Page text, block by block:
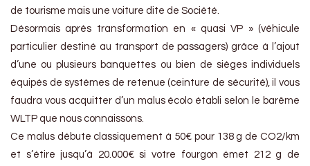
de tourisme mais une voiture dite de Société.
Désormais après transformation en « quasi VP » (véhicule
particulier destiné au transport de passagers) grâce à l’ajout
d’une ou plusieurs banquettes ou bien de sièges individuels
équipés de systèmes de retenue (ceinture de sécurité), il vous
faudra vous acquitter d’un malus écolo établi selon le barême
WLTP que nous connaissons.
Ce malus débute classiquement à 50€ pour 138 g de CO2/km
et s’étire jusqu’à 20.000€ si votre fourgon émet 212 g de